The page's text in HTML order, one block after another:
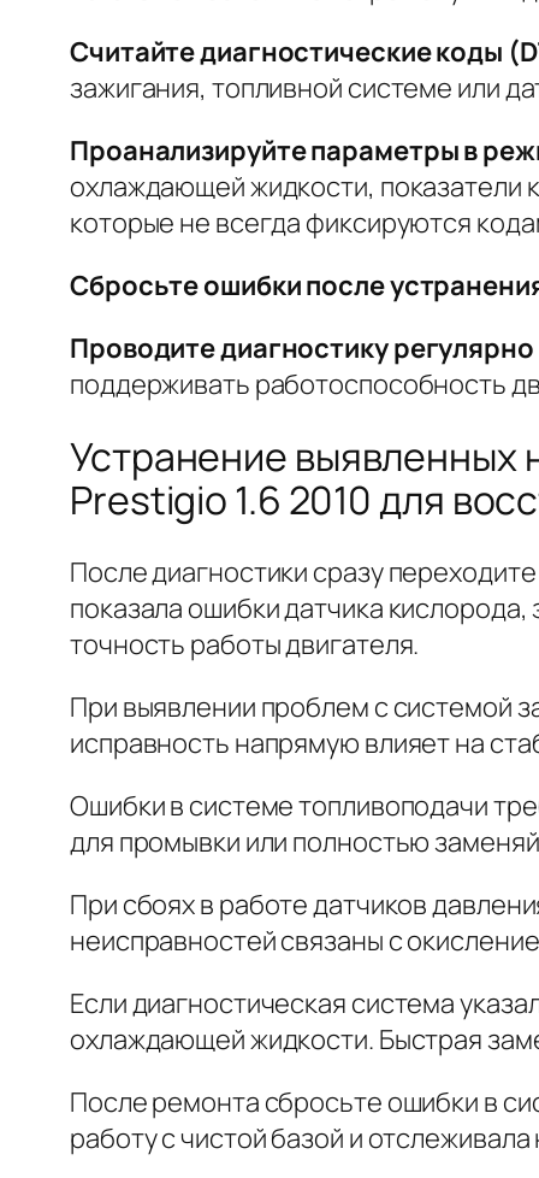
Считайте диагностические коды
зажигания, топливной системе или
Проанализируйте параметры в
охлаждающей жидкости, показатели
которые не всегда фиксируются
Сбросьте ошибки после
Проводите диагностику регулярно
поддерживать работоспособность
Устранение выявленных
Prestigio 1.6 2010 для
После диагностики сразу
показала ошибки датчика
точность работы двигателя.
При выявлении проблем с системой
исправность напрямую влияет на
Ошибки в системе топливоподачи
для промывки или полностью
При сбоях в работе датчиков
неисправностей связаны с
Если диагностическая система
охлаждающей жидкости. Быстрая
После ремонта сбросьте ошибки в
работу с чистой базой и